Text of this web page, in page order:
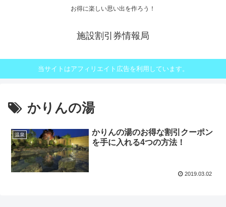
お得に楽しい思い出を作ろう！
施設割引券情報局
当サイトはアフィリエイト広告を利用しています。
かりんの湯
温泉
かりんの湯のお得な割引クーポン
を手に入れる4つの方法！
2019.03.02